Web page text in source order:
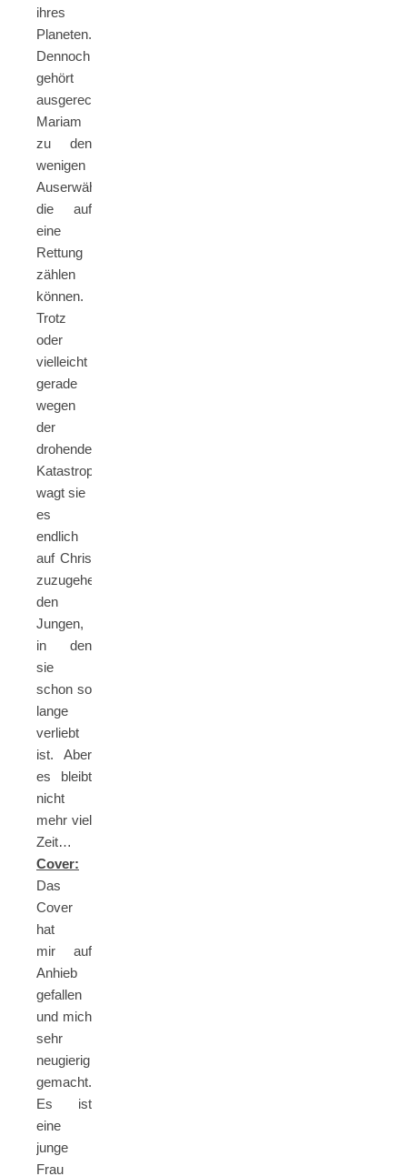
ihres
Planeten.
Dennoch
gehört
ausgerechnet
Mariam
zu den
wenigen
Auserwählten,
die auf
eine
Rettung
zählen
können.
Trotz
oder
vielleicht
gerade
wegen
der
drohenden
Katastrophe,
wagt sie
es
endlich
auf Chris
zuzugehen,
den
Jungen,
in den
sie
schon so
lange
verliebt
ist. Aber
es bleibt
nicht
mehr viel
Zeit…
Cover:
Das
Cover
hat
mir auf
Anhieb
gefallen
und mich
sehr
neugierig
gemacht.
Es ist
eine
junge
Frau